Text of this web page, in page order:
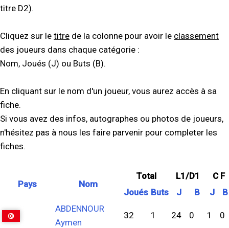
titre D2).
Cliquez sur le titre de la colonne pour avoir le classement
des joueurs dans chaque catégorie :
Nom, Joués (J) ou Buts (B).
En cliquant sur le nom d'un joueur, vous aurez accès à sa
fiche.
Si vous avez des infos, autographes ou photos de joueurs,
n'hésitez pas à nous les faire parvenir pour completer les
fiches.
Pays Nom
Total L1/D1
C F
Joués Buts J B J
B
ABDENNOUR
Aymen
32 1 24 0 1 0